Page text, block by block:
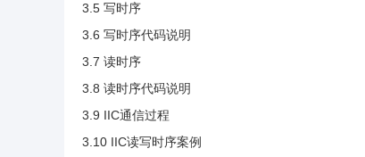
3.5 写时序
3.6 写时序代码说明
3.7 读时序
3.8 读时序代码说明
3.9 IIC通信过程
3.10 IIC读写时序案例